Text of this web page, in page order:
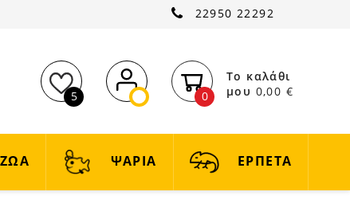
22950 22292
5 0
Το καλάθι
μου 0,00 €
ΨΑΡΙΑ ΕΡΠΕΤΑ